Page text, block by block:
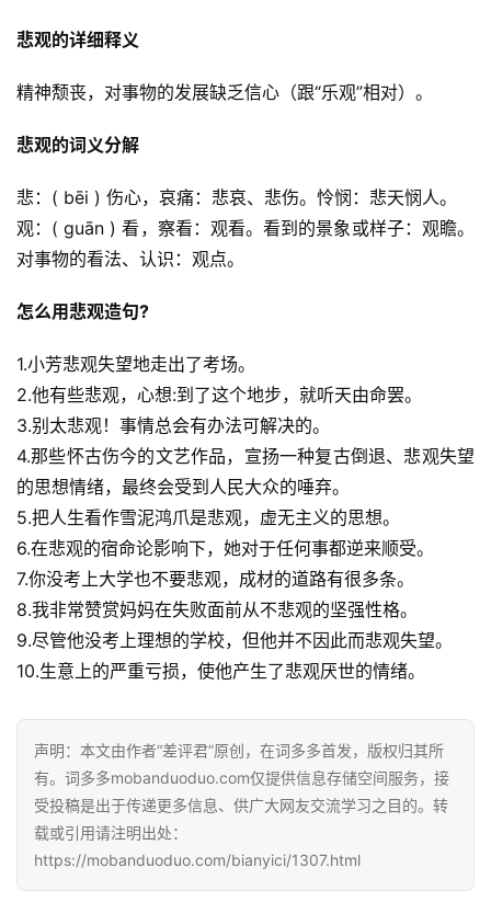
悲观的详细释义
精神颓丧，对事物的发展缺乏信心（跟“乐观”相对）。
悲观的词义分解
悲：( bēi ) 伤心，哀痛：悲哀、悲伤。怜悯：悲天悯人。
观：( guān ) 看，察看：观看。看到的景象或样子：观瞻。
对事物的看法、认识：观点。
怎么用悲观造句?
1.小芳悲观失望地走出了考场。
2.他有些悲观，心想:到了这个地步，就听天由命罢。
3.别太悲观！事情总会有办法可解决的。
4.那些怀古伤今的文艺作品，宣扬一种复古倒退、悲观失望
的思想情绪，最终会受到人民大众的唾弃。
5.把人生看作雪泥鸿爪是悲观，虚无主义的思想。
6.在悲观的宿命论影响下，她对于任何事都逆来顺受。
7.你没考上大学也不要悲观，成材的道路有很多条。
8.我非常赞赏妈妈在失败面前从不悲观的坚强性格。
9.尽管他没考上理想的学校，但他并不因此而悲观失望。
10.生意上的严重亏损，使他产生了悲观厌世的情绪。
声明：本文由作者“差评君”原创，在词多多首发，版权归其所
有。词多多mobanduoduo.com仅提供信息存储空间服务，接
受投稿是出于传递更多信息、供广大网友交流学习之目的。转
载或引用请注明出处：
https://mobanduoduo.com/bianyici/1307.html